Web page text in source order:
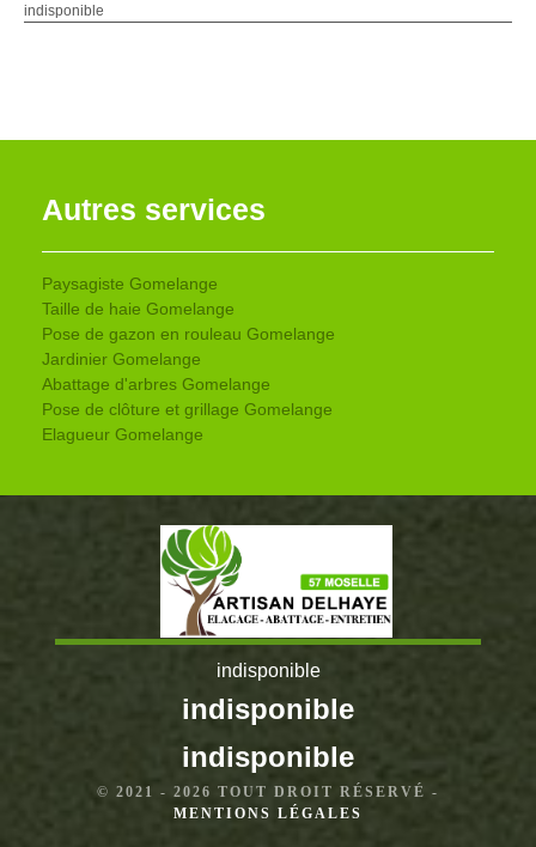
indisponible
Autres services
Paysagiste Gomelange
Taille de haie Gomelange
Pose de gazon en rouleau Gomelange
Jardinier Gomelange
Abattage d'arbres Gomelange
Pose de clôture et grillage Gomelange
Elagueur Gomelange
indisponible
indisponible
indisponible
© 2021 - 2026 TOUT DROIT RÉSERVÉ -
MENTIONS LÉGALES